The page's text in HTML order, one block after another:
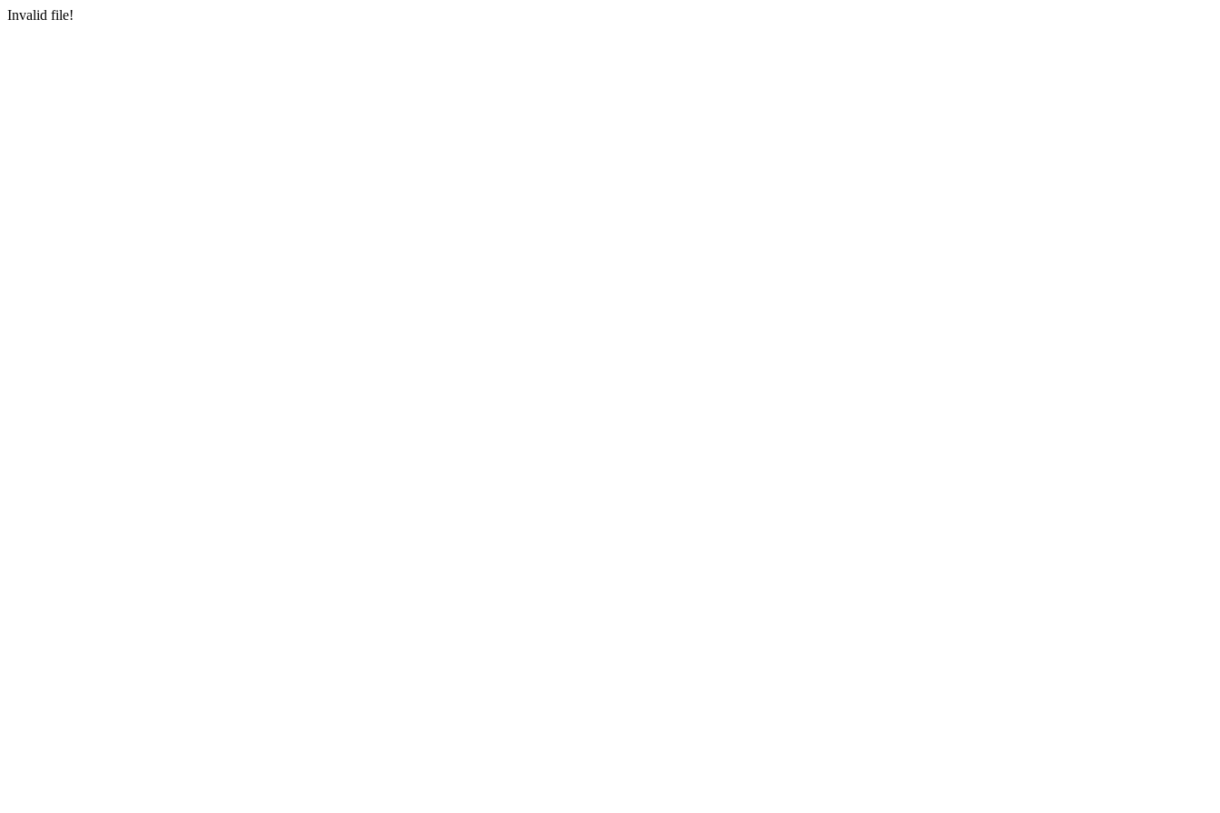
Invalid file!